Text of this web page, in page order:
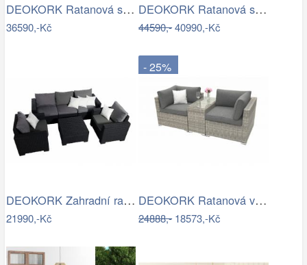
DEOKORK Ratanová sestava CHARLOTTE …
36590,-Kč
DEOKORK Ratanová sestava NAOMI antracit…
44590,-40990,-Kč
DEOKORK Zahradní ratanová sestava…
21990,-Kč
- 25%
DEOKORK Ratanová variabilní sestava…
24888,-18573,-Kč